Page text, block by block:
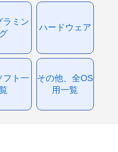
ラミン
グ
ハードウェア
フト一
覧
その他、全OS
用一覧